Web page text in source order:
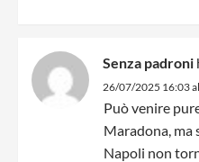
Senza padroni
26/07/2025 16:03
Può venire
Maradona, ma
Napoli non